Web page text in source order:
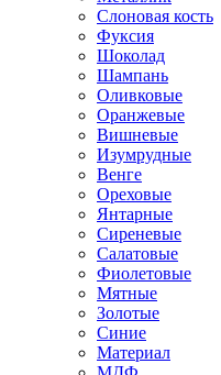
Слоновая кость
Фуксия
Шоколад
Шампань
Оливковые
Оранжевые
Вишневые
Изумрудные
Венге
Ореховые
Янтарные
Сиреневые
Салатовые
Фиолетовые
Мятные
Золотые
Синие
Материал